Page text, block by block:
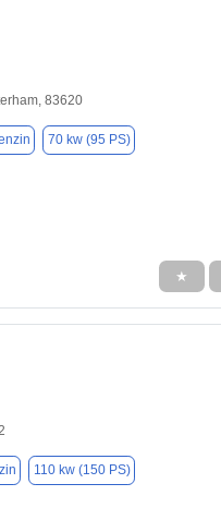
83620
70 kw (95 PS)
★
110 kw (150 PS)